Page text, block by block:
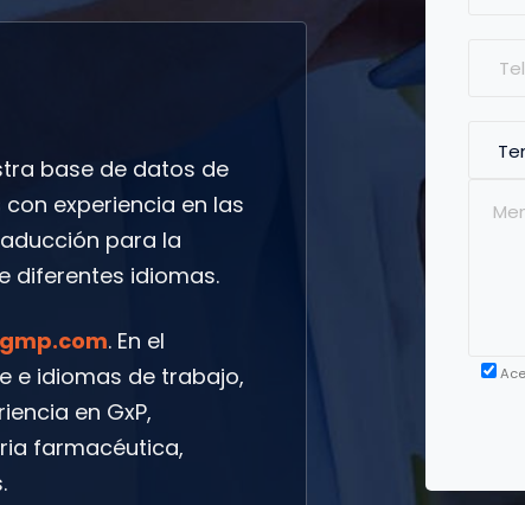
base de datos de
experiencia en las
para la
diferentes idiomas.
. En el
e idiomas de trabajo,
en GxP,
farmacéutica,